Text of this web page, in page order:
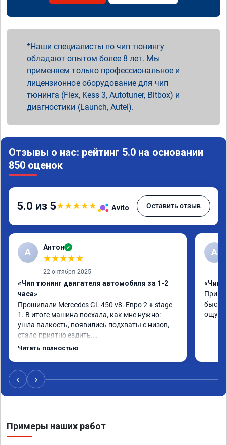
Наши специалисты по чип тюнингу
обладают опытом более 8 лет. Мы
применяем только профессиональное и
лицензионное оборудование для чип
тюнинга (Flex, Kess 3, Autotuner, Bitbox) и
диагностики (Launch, Autel).
Отзывы о нас: рейтинг 5.0 на основании
850 оценок
5.0 из 5★★★★★ Avito Оставить отзыв
А Антон ✓
★★★★★
22 октября 2025
«Чип тюнинг двигателя автомобиля за 1-2
часа»
Прошивали Mercedes GL 450 v8. Евро 2 + stage
1. В итоге машина поехала, как мне нужно:
ушла валкость, появились подхваты с низов,
стало приятно ездить.
Одни из лучших трат, в авто! 🔥
Читать полностью
A
«Чип
‹ ›
Примеры наших работ